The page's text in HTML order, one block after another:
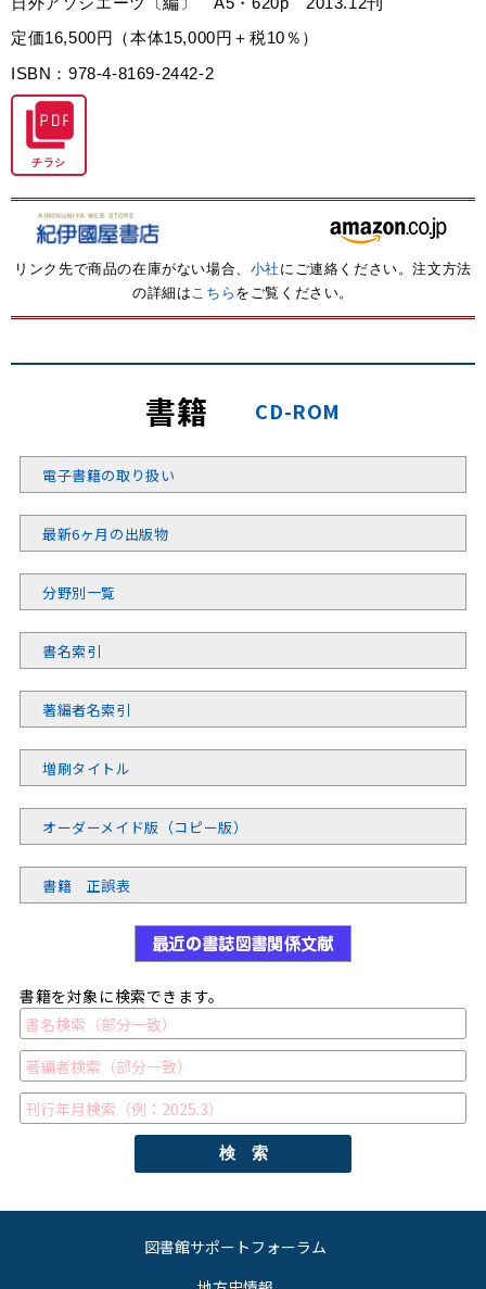
定価16,500円（本体15,000円＋税10％）
ISBN：978-4-8169-2442-2
チラシ
リンク先で商品の在庫がない場合、 小社 にご連絡ください。注文方法
の詳細はこちら をご覧ください。
書籍 CD-ROM
電子書籍の取り扱い
最新6ヶ月の出版物
分野別一覧
書名索引
著編者名索引
増刷タイトル
オーダーメイド版（コピー版）
書籍 正誤表
書籍を対象に検索できます。
検 索
図書館サポートフォーラム